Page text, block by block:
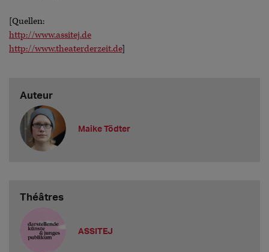
[Quellen:
http://www.assitej.de
http://www.theaterderzeit.de]
Auteur
Maike Tödter
Théâtres
ASSITEJ